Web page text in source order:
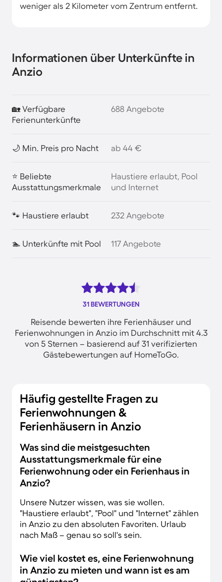
weniger als 2 Kilometer vom Zentrum entfernt.
Informationen über Unterkünfte in
Anzio
🏡 Verfügbare
Ferienunterkünfte
688 Angebote
🌙 Min. Preis pro Nacht ab 44 €
⭐ Beliebte
Ausstattungsmerkmale
Haustiere erlaubt, Pool
und Internet
🐾 Haustiere erlaubt 232 Angebote
🏊 Unterkünfte mit Pool 117 Angebote
31 BEWERTUNGEN
Reisende bewerten ihre Ferienhäuser und
Ferienwohnungen in Anzio im Durchschnitt mit 4.3
von 5 Sternen – basierend auf 31 verifizierten
Gästebewertungen auf HomeToGo.
Häufig gestellte Fragen zu
Ferienwohnungen &
Ferienhäusern in Anzio
Was sind die meistgesuchten
Ausstattungsmerkmale für eine
Ferienwohnung oder ein Ferienhaus in
Anzio?
Unsere Nutzer wissen, was sie wollen.
"Haustiere erlaubt", "Pool" und "Internet" zählen
in Anzio zu den absoluten Favoriten. Urlaub
nach Maß – genau so soll's sein.
Wie viel kostet es, eine Ferienwohnung
in Anzio zu mieten und wann ist es am